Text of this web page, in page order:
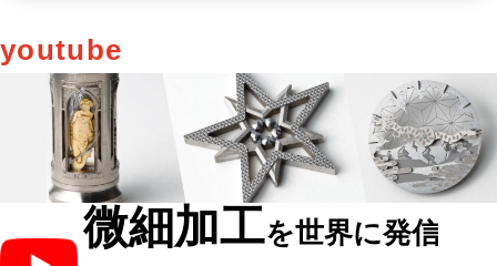
youtube